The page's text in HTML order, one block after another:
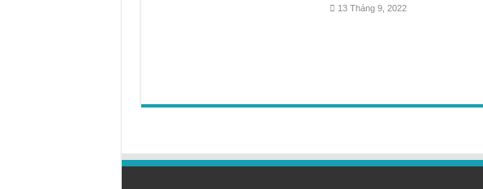
13 Tháng 9, 2022